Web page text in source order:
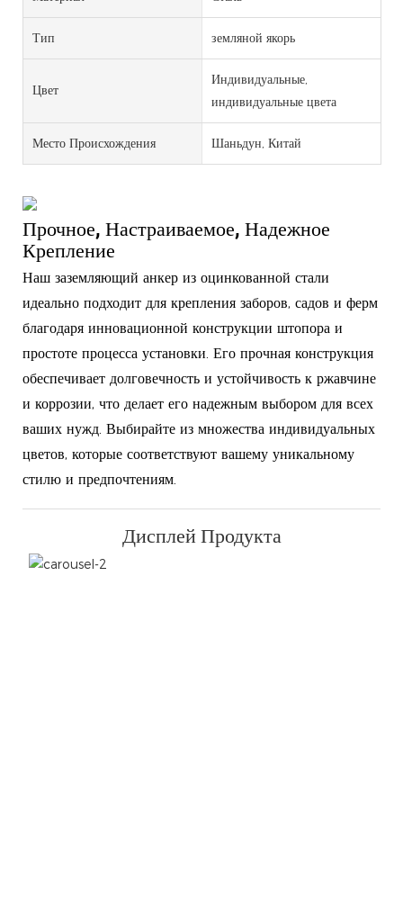
Тип земляной якорь
Цвет
Индивидуальные,
индивидуальные цвета
Место Происхождения Шаньдун, Китай
Прочное, Настраиваемое, Надежное
Крепление
Наш заземляющий анкер из оцинкованной стали
идеально подходит для крепления заборов, садов и ферм
благодаря инновационной конструкции штопора и
простоте процесса установки. Его прочная конструкция
обеспечивает долговечность и устойчивость к ржавчине
и коррозии, что делает его надежным выбором для всех
ваших нужд. Выбирайте из множества индивидуальных
цветов, которые соответствуют вашему уникальному
стилю и предпочтениям.
Дисплей Продукта